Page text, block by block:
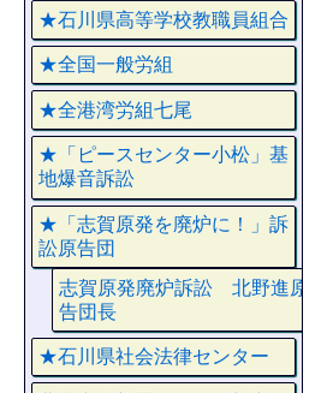
★石川県高等学校教職員組合
★全国一般労組
★全港湾労組七尾
★「ピースセンター小松」基
地爆音訴訟
★「志賀原発を廃炉に！」訴
訟原告団
志賀原発廃炉訴訟 北野進原
告団長
★石川県社会法律センター